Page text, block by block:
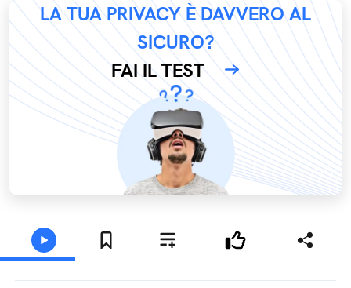
LA TUA PRIVACY È DAVVERO AL
SICURO?
FAI IL TEST